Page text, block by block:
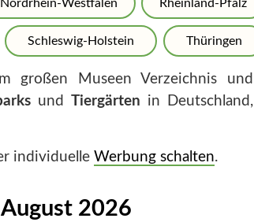
Nordrhein-Westfalen Rheinland-Pfalz
Schleswig-Holstein Thüringen
großen Museen Verzeichnis und
und Tiergärten in Deutschland,
individuelle Werbung schalten.
August 2026